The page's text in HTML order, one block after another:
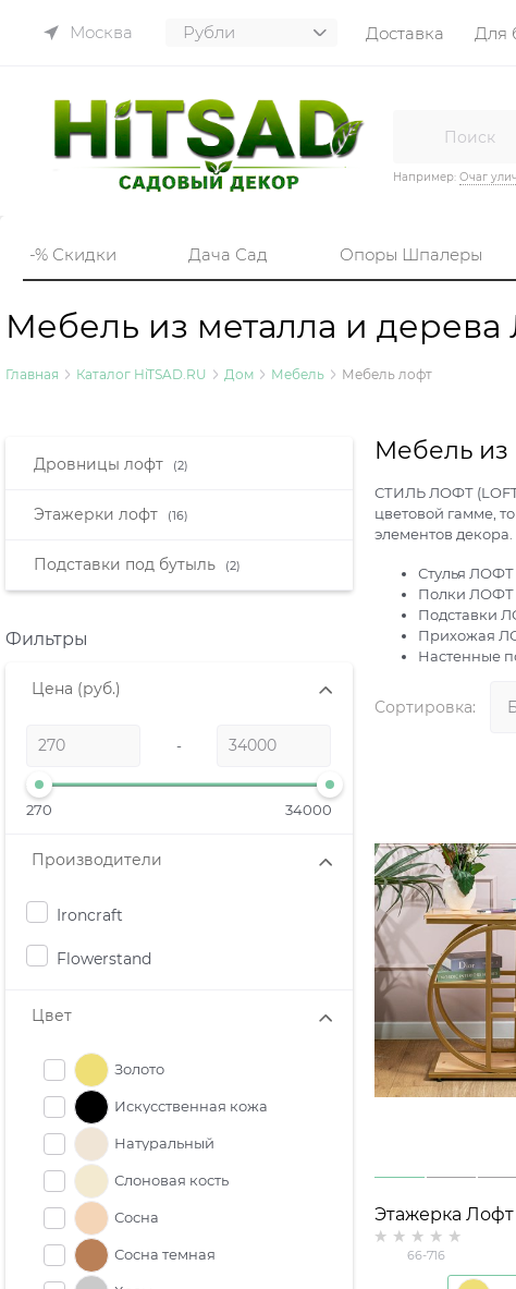
Москва Доставка Для
Например: Очаг
-% Скидки Дача Сад Опоры Шпалеры
Мебель из металла и
Главная Каталог HiTSAD.RU Дом Мебель Мебель лофт
Дровницы лофт (2)
Этажерки лофт (16)
Подставки под бутыль (2)
Фильтры
Цена (руб.)
-
270 34000
Производители
Ironcraft
Flowerstand
Цвет
Золото
Искусственная кожа
Натуральный
Слоновая кость
Сосна
Сосна темная
Мебель из
СТИЛЬ ЛОФТ
цветовой гамме,
элементов декора.
Стулья ЛОФТ
Полки ЛОФТ
Подставки
Прихожая
Настенные
Сортировка:
Этажерка Лофт
металл и дерево
66-716